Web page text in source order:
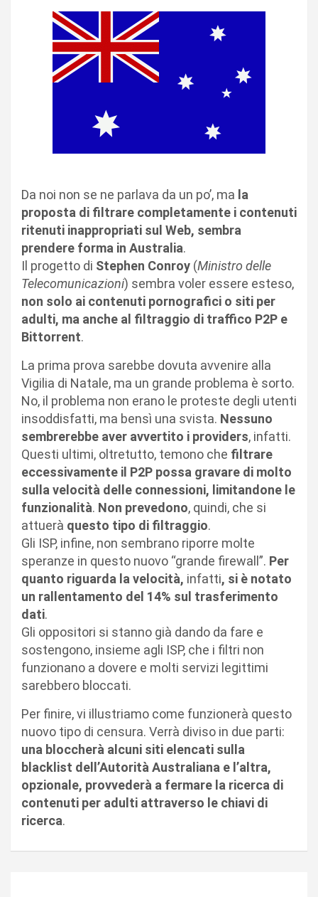
Da noi non se ne parlava da un po’, ma la
proposta di filtrare completamente i contenuti
ritenuti inappropriati sul Web, sembra
prendere forma in Australia.
Il progetto di Stephen Conroy (Ministro delle
Telecomunicazioni) sembra voler essere esteso,
non solo ai contenuti pornografici o siti per
adulti, ma anche al filtraggio di traffico P2P e
Bittorrent.
La prima prova sarebbe dovuta avvenire alla
Vigilia di Natale, ma un grande problema è sorto.
No, il problema non erano le proteste degli utenti
insoddisfatti, ma bensì una svista. Nessuno
sembrerebbe aver avvertito i providers, infatti.
Questi ultimi, oltretutto, temono che filtrare
eccessivamente il P2P possa gravare di molto
sulla velocità delle connessioni, limitandone le
funzionalità. Non prevedono, quindi, che si
attuerà questo tipo di filtraggio.
Gli ISP, infine, non sembrano riporre molte
speranze in questo nuovo “grande firewall”. Per
quanto riguarda la velocità, infatti, si è notato
un rallentamento del 14% sul trasferimento
dati.
Gli oppositori si stanno già dando da fare e
sostengono, insieme agli ISP, che i filtri non
funzionano a dovere e molti servizi legittimi
sarebbero bloccati.
Per finire, vi illustriamo come funzionerà questo
nuovo tipo di censura. Verrà diviso in due parti:
una bloccherà alcuni siti elencati sulla
blacklist dell’Autorità Australiana e l’altra,
opzionale, provvederà a fermare la ricerca di
contenuti per adulti attraverso le chiavi di
ricerca.